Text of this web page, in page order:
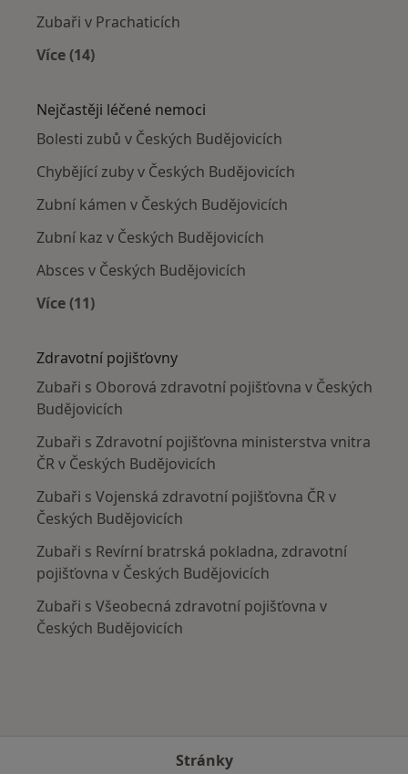
Zubaři v Prachaticích
Více (14)
Nejčastěji léčené nemoci
Bolesti zubů v Českých Budějovicích
Chybějící zuby v Českých Budějovicích
Zubní kámen v Českých Budějovicích
Zubní kaz v Českých Budějovicích
Absces v Českých Budějovicích
Více (11)
Zdravotní pojišťovny
Zubaři s Oborová zdravotní pojišťovna v Českých
Budějovicích
Zubaři s Zdravotní pojišťovna ministerstva vnitra
ČR v Českých Budějovicích
Zubaři s Vojenská zdravotní pojišťovna ČR v
Českých Budějovicích
Zubaři s Revírní bratrská pokladna, zdravotní
pojišťovna v Českých Budějovicích
Zubaři s Všeobecná zdravotní pojišťovna v
Českých Budějovicích
Stránky